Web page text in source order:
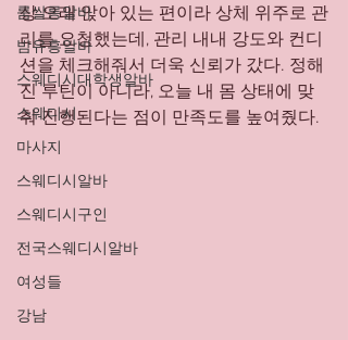
룸쌀롱알바
밤유흥알바
스웨디시대학생알바
스웨디시
마사지
스웨디시알바
스웨디시구인
전국스웨디시알바
여성들
강남
상 오래 앉아 있는 편이라 상체 위주로 관
리를 요청했는데, 관리 내내 강도와 컨디
션을 체크해줘서 더욱 신뢰가 갔다. 정해
진 루틴이 아니라, 오늘 내 몸 상태에 맞
춰 진행된다는 점이 만족도를 높여줬다.